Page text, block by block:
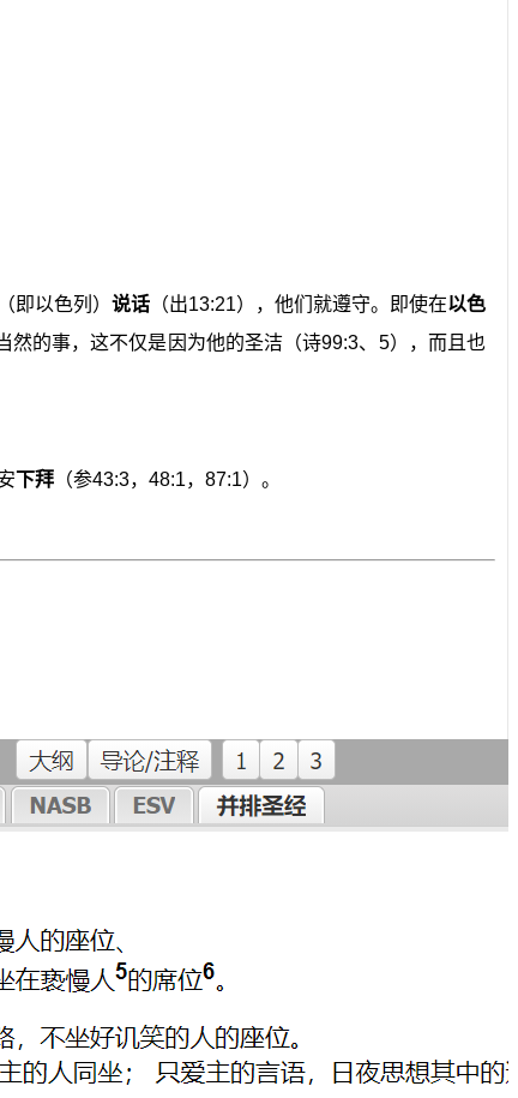
（即以色列） 说话（出13:21），他们就遵守。即使在以色
的事，这不仅是因为他的圣洁（诗99:3、5），而且也
下拜 （参43:3，48:1，87:1）。